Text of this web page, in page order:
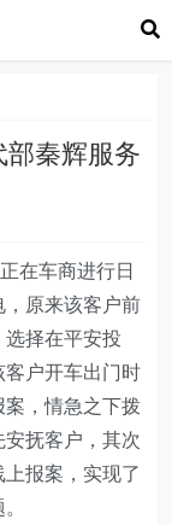
秦辉服务
在车商进行日
原来该客户前
择在平安投
户开车出门时
，情急之下拨
抚客户，其次
报案，实现了